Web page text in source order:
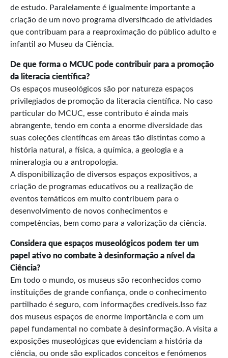
de estudo. Paralelamente é igualmente importante a
criação de um novo programa diversificado de atividades
que contribuam para a reaproximação do público adulto e
infantil ao Museu da Ciência.
De que forma o MCUC pode contribuir para a promoção
da literacia científica?
Os espaços museológicos são por natureza espaços
privilegiados de promoção da literacia científica. No caso
particular do MCUC, esse contributo é ainda mais
abrangente, tendo em conta a enorme diversidade das
suas coleções científicas em áreas tão distintas como a
história natural, a física, a química, a geologia e a
mineralogia ou a antropologia.
A disponibilização de diversos espaços expositivos, a
criação de programas educativos ou a realização de
eventos temáticos em muito contribuem para o
desenvolvimento de novos conhecimentos e
competências, bem como para a valorização da ciência.
Considera que espaços museológicos podem ter um
papel ativo no combate à desinformação a nível da
Ciência?
Em todo o mundo, os museus são reconhecidos como
instituições de grande confiança, onde o conhecimento
partilhado é seguro, com informações credíveis.Isso faz
dos museus espaços de enorme importância e com um
papel fundamental no combate à desinformação. A visita a
exposições museológicas que evidenciam a história da
ciência, ou onde são explicados conceitos e fenómenos